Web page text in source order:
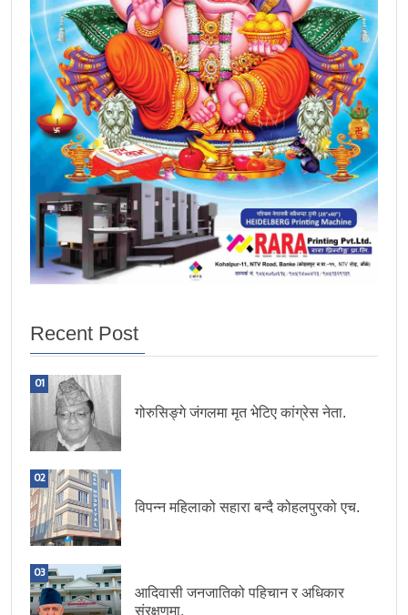
Recent Post
01
गोरुसिङ्गे जंगलमा मृत भेटिए कांग्रेस नेता.
02
विपन्न महिलाको सहारा बन्दै कोहलपुरको एच.
03
आदिवासी जनजातिको पहिचान र अधिकार
संरक्षणमा.